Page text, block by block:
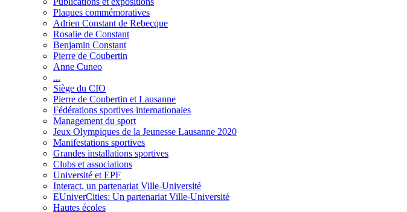
Plaques commémoratives
Adrien Constant de Rebecque
Rosalie de Constant
Benjamin Constant
Pierre de Coubertin
Anne Cuneo
...
Siège du CIO
Pierre de Coubertin et Lausanne
Fédérations sportives internationales
Management du sport
Jeux Olympiques de la Jeunesse Lausanne 2020
Manifestations sportives
Grandes installations sportives
Clubs et associations
Université et EPF
Interact, un partenariat Ville-Université
EUniverCities: Un partenariat Ville-Université
Hautes écoles